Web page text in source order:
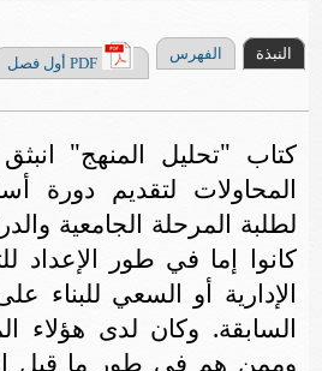
النبذة الفهرس
PDF أول فصل
كتاب "تحليل المنهج"
المحاولات لتقديم دورة
لطلبة المرحلة الجامعية
كانوا إما في طور الإعداد
الإدارية أو السعي للبناء
السابقة. وكان لدى هؤلاء
وممن هم في طور ما قبل